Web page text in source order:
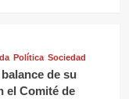
Política Sociedad
de su
el Comité de